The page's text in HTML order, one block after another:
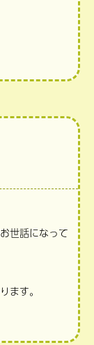
世話になって
ます。